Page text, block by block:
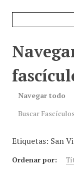
Navegar todo
Buscar Fascículos
Etiquetas: San
Ordenar por: